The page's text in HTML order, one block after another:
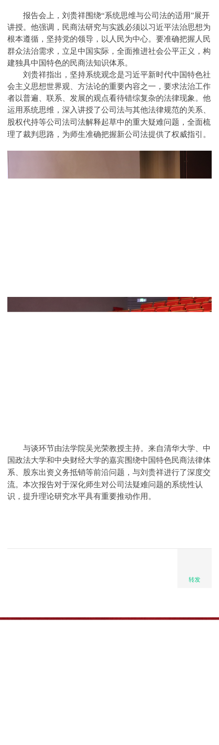
报告会上， 刘贵祥围绕“系统思维与公司法的适用”展开
讲授。他强调，民商法研究与实践必须以习近平法治思想为
根本遵循，坚持党的领导 ， 以人民为中心。要准确把握 人民
群众法治需求，立足中国实际，全面推进社会公平正义，构
建独具中国特色的民商法知识体系。
刘贵祥指出， 坚持系统观念是习近平新时代中国特色社
会主义思想世界观、方法论的重要内容之一 ， 要求法治工作
者以普遍、联系、发展的观点看待错综复杂的法律现象。他
运用系统思维， 深入讲授了公司法与其他法律规范的关系、
股权代持等公司法司法解释起草中的重大疑难问题， 全面梳
理了裁判思路，为师生准确把握新公司法提供了权威指引 。
与谈环节由法学院吴光荣教授主持。来自清华大学、中
国政法大学和中央财经大学的嘉宾围绕中国特色民商法律体
系
股东出资义务抵销等前沿问题，与刘贵祥进行了深度交
流。 本次报告对于深化师生对公司法疑难问题的系统性认
识，提升理论研究水平具有重要推动作用。
转发